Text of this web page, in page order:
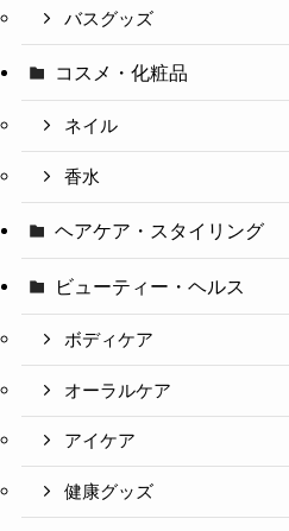
バスグッズ
コスメ・化粧品
ネイル
香水
ヘアケア・スタイリング
ビューティー・ヘルス
ボディケア
オーラルケア
アイケア
健康グッズ